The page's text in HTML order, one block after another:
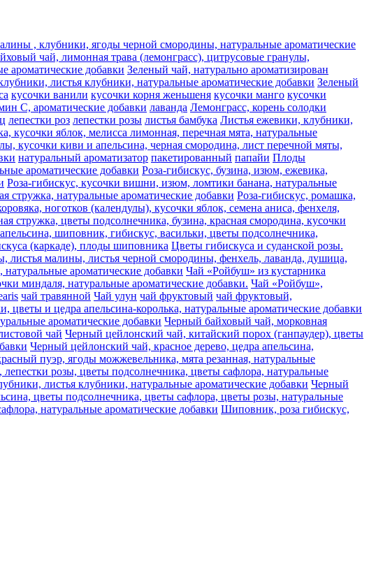
, клубники, ягоды черной смородины, натуральные ароматические
чай, лимонная трава (лемонграсс), цитрусовые гранулы,
ароматические добавки Зеленый чай, натурально ароматизирован
листья клубники, натуральные ароматические добавки Зеленый
кусочки ванили кусочки корня женьшеня кусочки манго кусочки
С, ароматические добавки лаванда Лемонграсс, корень солодки
лепестки роз лепестки розы листья бамбука Листья ежевики, клубники,
яблок, мелисса лимонная, перечная мята, натуральные
кусочки киви и апельсина, черная смородина, лист перечной мяты,
натуральный ароматизатор пакетированный папайи Плоды
ароматические добавки Роза-гибискус, бузина, изюм, ежевика,
Роза-гибискус, кусочки вишни, изюм, ломтики банана, натуральные
стружка, натуральные ароматические добавки Роза-гибискус, ромашка,
ноготков (календулы), кусочки яблок, семена аниса, фенхеля,
стружка, цветы подсолнечника, бузина, красная смородина, кусочки
шиповник, гибискус, васильки, цветы подсолнечника,
(каркаде), плоды шиповника Цветы гибискуса и суданской розы.
листья малины, листья черной смородины, фенхель, лаванда, душица,
ароматические добавки Чай «Ройбуш» из кустарника
миндаля, натуральные ароматические добавки. Чай «Ройбуш»,
чай травянной Чай улун чай фруктовый чай фруктовый,
цветы и цедра апельсина-королька, натуральные ароматические добавки
ароматические добавки Черный байховый чай, морковная
чай Черный цейлонский чай, китайский порох (ганпаудер), цветы
Черный цейлонский чай, красное дерево, цедра апельсина,
пуэр, ягоды можжевельника, мята резанная, натуральные
розы, цветы подсолнечника, цветы сафлора, натуральные
листья клубники, натуральные ароматические добавки Черный
цветы подсолнечника, цветы сафлора, цветы розы, натуральные
натуральные ароматические добавки Шиповник, роза гибискус,